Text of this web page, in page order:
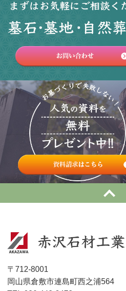
〒712-8001
岡山県倉敷市連島町西之浦564